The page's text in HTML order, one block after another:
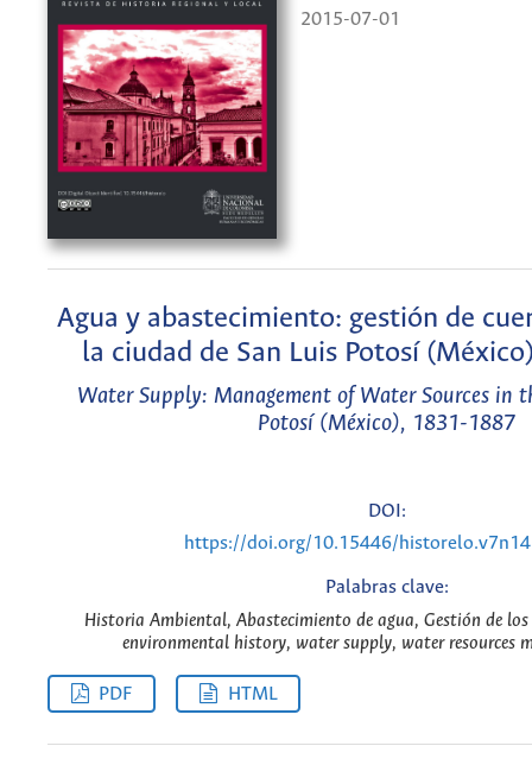
2015-07-01
Agua y abastecimiento: gestión de
la ciudad de San Luis Potosí
Water Supply: Management of Water Sources in
Potosí (México), 1831-1887
DOI:
https://doi.org/10.15446/
Palabras clave:
Historia Ambiental, Abastecimiento de agua, Gestión de
environmental history, water supply, water resources
PDF HTML